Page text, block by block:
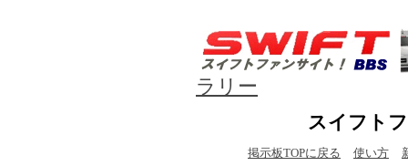
ラリー
スイフト
掲示板TOPに戻る 使い方